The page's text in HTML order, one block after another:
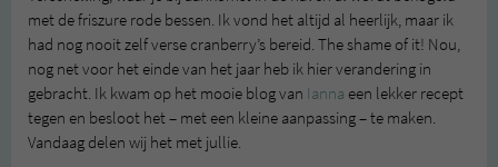
met de friszure rode bessen. Ik vond het altijd al heerlijk, maar ik
had nog nooit zelf verse cranberry’s bereid. The shame of it! Nou,
nog net voor het einde van het jaar heb ik hier verandering in
gebracht. Ik kwam op het mooie blog van Ianna een lekker recept
tegen en besloot het – met een kleine aanpassing – te maken.
Vandaag delen wij het met jullie.